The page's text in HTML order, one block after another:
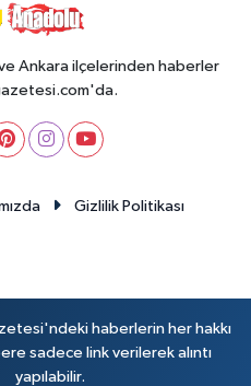
Ankara ilçelerinden haberler
Gizlilik Politikası
haberlerin her hakkı
sadece link verilerek alıntı
yapılabilir.